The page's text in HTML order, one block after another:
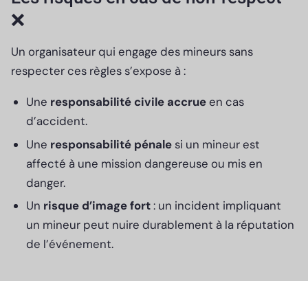
❌
Un organisateur qui engage des mineurs sans
respecter ces règles s’expose à :
Une responsabilité civile accrueen cas
d’accident.
Une responsabilité pénale si un mineur est
affecté à une mission dangereuse ou mis en
danger.
Un risque d’image fort: un incident impliquant
un mineur peut nuire durablement à la réputation
de l’événement.